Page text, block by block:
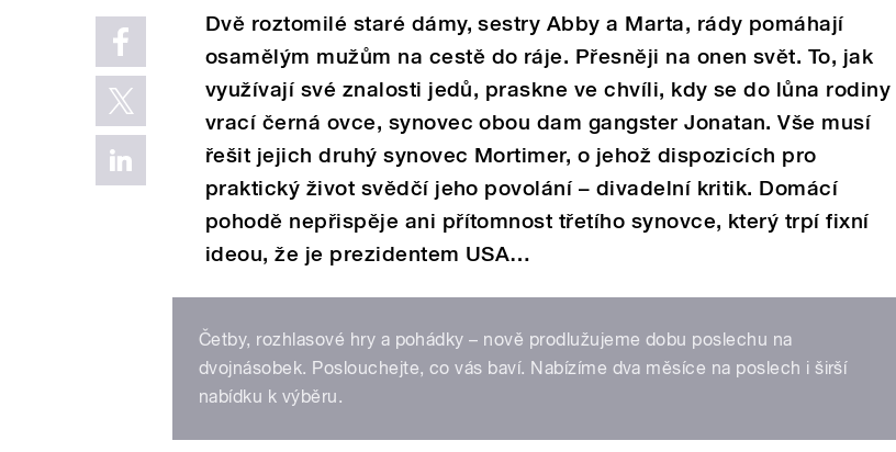
Dvě roztomilé staré dámy, sestry Abby a Marta, rády pomáhají
osamělým mužům na cestě do ráje. Přesněji na onen svět. To, jak
využívají své znalosti jedů, praskne ve chvíli, kdy se do lůna rodiny
vrací černá ovce, synovec obou dam gangster Jonatan. Vše musí
řešit jejich druhý synovec Mortimer, o jehož dispozicích pro
praktický život svědčí jeho povolání – divadelní kritik. Domácí
pohodě nepřispěje ani přítomnost třetího synovce, který trpí fixní
ideou, že je prezidentem USA…
Četby, rozhlasové hry a pohádky – nově prodlužujeme dobu poslechu na
dvojnásobek. Poslouchejte, co vás baví. Nabízíme dva měsíce na poslech i širší
nabídku k výběru.